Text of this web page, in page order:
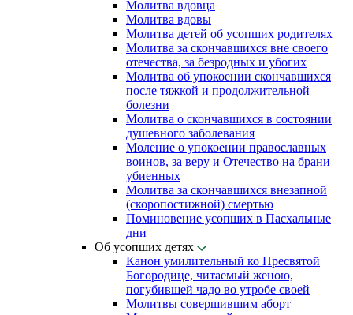
Молитва вдовца
Молитва вдовы
Молитва детей об усопших родителях
Молитва за скончавшихся вне своего
отечества, за безродных и убогих
Молитва об упокоении скончавшихся
после тяжкой и продолжительной
болезни
Молитва о скончавшихся в состоянии
душевного заболевания
Моление о упокоении православных
воинов, за веру и Отечество на брани
убиенных
Молитва за скончавшихся внезапной
(скоропостижной) смертью
Поминовение усопших в Пасхальные
дни
Об усопших детях
Канон умилительный ко Пресвятой
Богородице, читаемый женою,
погубившей чадо во утробе своей
Молитвы совершившим аборт